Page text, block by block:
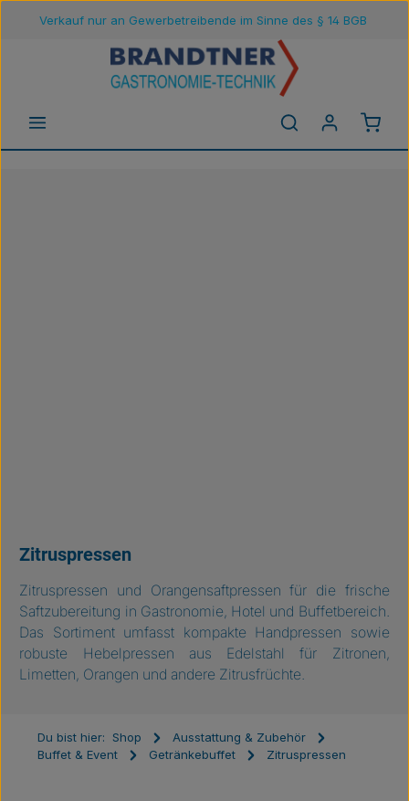
Zum Hauptinhalt springen
Verkauf nur an Gewerbetreibende im Sinne des § 14 BGB
Zitruspressen
Zitruspressen und Orangensaftpressen für die frische
Saftzubereitung in Gastronomie, Hotel und Buffetbereich.
Das Sortiment umfasst kompakte Handpressen sowie
robuste Hebelpressen aus Edelstahl für Zitronen,
Limetten, Orangen und andere Zitrusfrüchte.
Du bist hier: Shop
Ausstattung & Zubehör
Buffet & Event
Getränkebuffet Zitruspressen